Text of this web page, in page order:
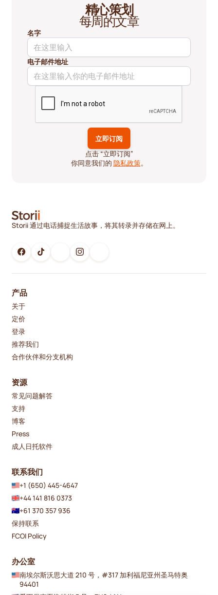
精心策划
每周的文章
名字
电子邮件地址
点击 “立即订阅”
你同意我们的 隐私政策。
Storii 通过电话捕捉生活故事，将其转录并存储在网上。
产品
关于
定价
登录
推荐我们
合作伙伴和分支机构
资源
常见问题解答
支持
博客
Press
成人日托软件
联系我们
+1 (650) 445-4647
+44 141 816 0373
+61 370 357 936
保持联系
FCOI Policy
办公室
南埃尔斯沃思大道 210 号，#317 加利福尼亚州圣马特奥
94401